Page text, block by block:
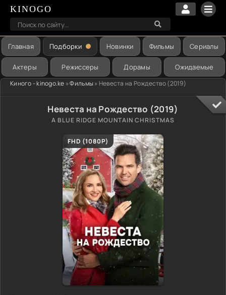
KINOGO
Главная Подборки Новинки Фильмы Сериалы
Актеры Режиссеры Дорамы Ожидаемые
Киного - kinogo.ke »Фильмы» Невеста на Рождество (2019)
Невеста на Рождество (2019)
A BLUE RIDGE MOUNTAIN CHRISTMAS
FHD (1080P)